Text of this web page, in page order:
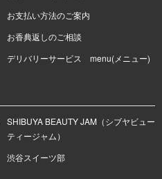
お支払い方法のご案内
お香典返しのご相談
デリバリーサービス menu(メニュー)
SHIBUYA BEAUTY JAM（シブヤビュー
ティージャム）
渋谷スイーツ部